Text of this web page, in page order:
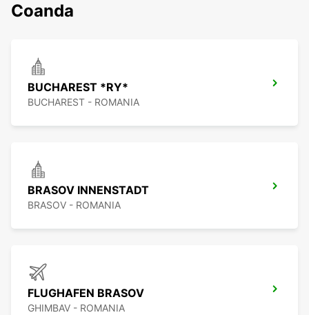
Coanda
BUCHAREST *RY*
BUCHAREST - ROMANIA
BRASOV INNENSTADT
BRASOV - ROMANIA
FLUGHAFEN BRASOV
GHIMBAV - ROMANIA